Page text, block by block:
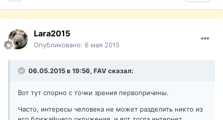
Lara2015
Опубликовано: 6 мая 2015
06.05.2015 в 19:56, FAV сказал:
Вот тут спорно с точки зрения первопричины.
Часто, интересы человека не может разделить никто из